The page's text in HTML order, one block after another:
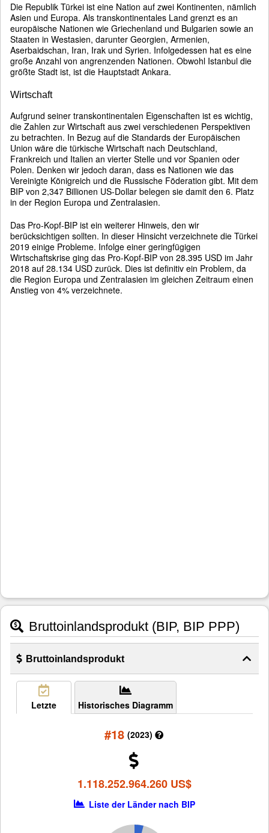
Die Republik Türkei ist eine Nation auf zwei Kontinenten, nämlich
Asien und Europa. Als transkontinentales Land grenzt es an
europäische Nationen wie Griechenland und Bulgarien sowie an
Staaten in Westasien, darunter Georgien, Armenien,
Aserbaidschan, Iran, Irak und Syrien. Infolgedessen hat es eine
große Anzahl von angrenzenden Nationen. Obwohl Istanbul die
größte Stadt ist, ist die Hauptstadt Ankara.
Wirtschaft
Aufgrund seiner transkontinentalen Eigenschaften ist es wichtig,
die Zahlen zur Wirtschaft aus zwei verschiedenen Perspektiven
zu betrachten. In Bezug auf die Standards der Europäischen
Union wäre die türkische Wirtschaft nach Deutschland,
Frankreich und Italien an vierter Stelle und vor Spanien oder
Polen. Denken wir jedoch daran, dass es Nationen wie das
Vereinigte Königreich und die Russische Föderation gibt. Mit dem
BIP von 2,347 Billionen US-Dollar belegen sie damit den 6. Platz
in der Region Europa und Zentralasien.
Das Pro-Kopf-BIP ist ein weiterer Hinweis, den wir
berücksichtigen sollten. In dieser Hinsicht verzeichnete die Türkei
2019 einige Probleme. Infolge einer geringfügigen
Wirtschaftskrise ging das Pro-Kopf-BIP von 28.395 USD im Jahr
2018 auf 28.134 USD zurück. Dies ist definitiv ein Problem, da
die Region Europa und Zentralasien im gleichen Zeitraum einen
Anstieg von 4% verzeichnete.
Bruttoinlandsprodukt (BIP, BIP PPP)
Bruttoinlandsprodukt
Letzte Historisches Diagramm
#18 (2023)
1.118.252.964.260 US$
Liste der Länder nach BIP